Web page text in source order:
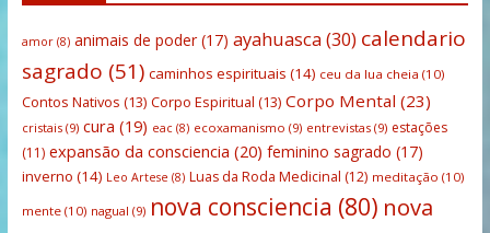
amor(8) animais de poder(17) ayahuasca(30) calendario
sagrado (51) caminhos espirituais (14) ceu da lua cheia (10)
Contos Nativos (13) Corpo Espiritual (13) Corpo Mental (23)
cristais(9) cura (19) eac(8) ecoxamanismo (9) entrevistas(9) estações
(11) expansão da consciencia (20) feminino sagrado (17)
inverno (14) Leo Artese (8) Luas da Roda Medicinal (12) meditação (10)
mente(10) nagual (9) nova consciencia (80) nova